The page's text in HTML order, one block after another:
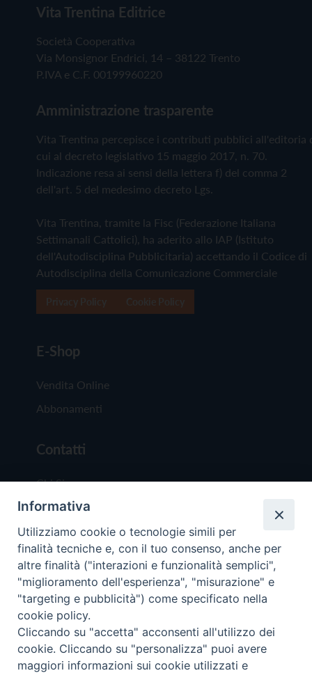
Vita Trentina Editrice
Società Cooperativa
Via Monsignor Endrici, 14 – 38122 Trento
P.IVA e C.F. 00199960220
Amministrazione trasparente
Vita Trentina percepisce i contributi pubblici all'editoria
cui al decreto legislativo 15 maggio 2017, n. 70.
Indicazione resa ai sensi della lettera f) del comma 2
dell'art. 5 del medesimo decreto Lgs.
Vita Trentina, tramite la Fisc (Federazione Italiana
Settimanali Cattolici), ha aderito allo IAP (Istituto
dell'Autodisciplina Pubblicitaria) accettando il Codice di
Autodisciplina della Comunicazione Commerciale
E-Shop
Vendita Online
Abbonamenti
Contatti
Chi Siamo
Redazione
Scrivici
Copyright © 2019 - Tutti i diritti riservati - Vita
Trentina Editrice
Informativa
Utilizziamo cookie o tecnologie simili per
finalità tecniche e, con il tuo consenso, anche per
altre finalità ("interazioni e funzionalità semplici",
"miglioramento dell'esperienza", "misurazione" e
"targeting e pubblicità") come specificato nella
cookie policy.
Cliccando su "accetta" acconsenti all'utilizzo dei
cookie. Cliccando su "personalizza" puoi avere
maggiori informazioni sui cookie utilizzati e